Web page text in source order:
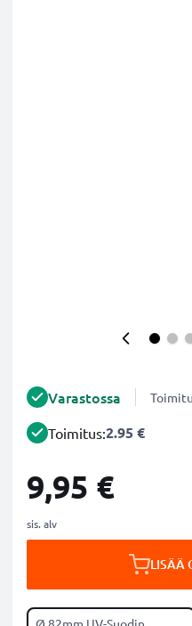
Varastossa
Toimitus:2.95 €
9,95 €
sis. alv
LISÄÄ